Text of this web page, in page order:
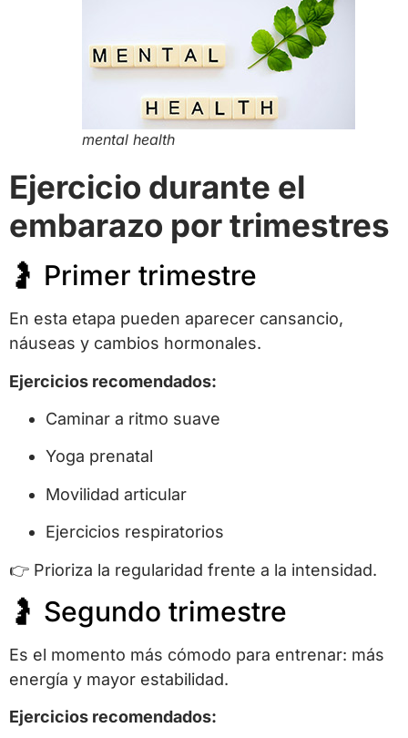
mental health
Ejercicio durante el
embarazo por trimestres
🤰 Primer trimestre
En esta etapa pueden aparecer cansancio,
náuseas y cambios hormonales.
Ejercicios recomendados:
Caminar a ritmo suave
Yoga prenatal
Movilidad articular
Ejercicios respiratorios
👉 Prioriza la regularidad frente a la intensidad.
🤰 Segundo trimestre
Es el momento más cómodo para entrenar: más
energía y mayor estabilidad.
Ejercicios recomendados: